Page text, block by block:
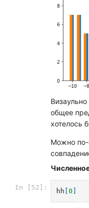
общее
хотелось
Можно по-
In [52]: hh [0